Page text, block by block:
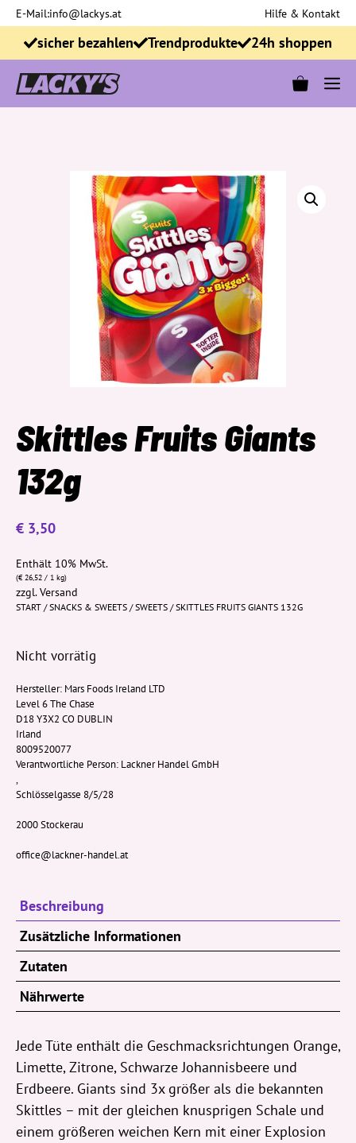
Zum
Inhalt
springen
E-Mail:info@lackys.at Hilfe & Kontakt
sicher bezahlen Trendprodukte 24h shoppen
Skittles Fruits Giants
132g
€ 3,50
Enthält 10% MwSt.
(€26,52 / 1 kg)
zzgl.Versand
START /SNACKS & SWEETS /SWEETS / SKITTLES FRUITS GIANTS 132G
Nicht vorrätig
Hersteller: Mars Foods Ireland LTD
Level 6 The Chase
D18 Y3X2 CO DUBLIN
Irland
8009520077
Verantwortliche Person: Lackner Handel GmbH
,
Schlösselgasse 8/5/28
2000 Stockerau
office@lackner-handel.at
Beschreibung
Zusätzliche Informationen
Zutaten
Nährwerte
Jede Tüte enthält die Geschmacksrichtungen Orange,
Limette, Zitrone, Schwarze Johannisbeere und
Erdbeere. Giants sind 3x größer als die bekannten
Skittles – mit der gleichen knusprigen Schale und
einem größeren weichen Kern mit einer Explosion